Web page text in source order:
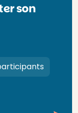
son